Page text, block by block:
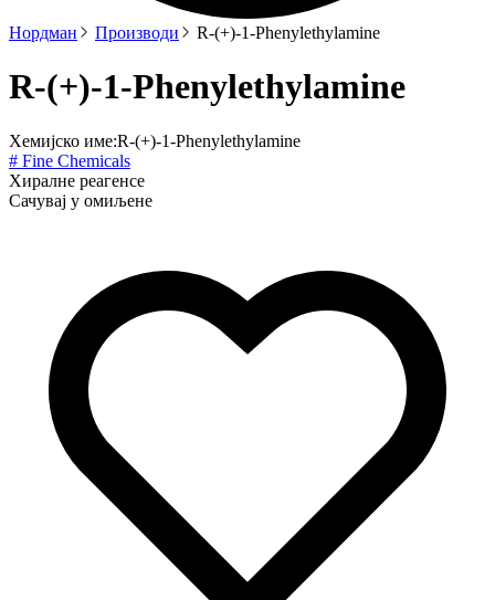
Нордман Производи R-(+)-1-Phenylethylamine
R-(+)-1-Phenylethylamine
Хемијско име:R-(+)-1-Phenylethylamine
# Fine Chemicals
Хиралне реагенсе
Сачувај у омиљене